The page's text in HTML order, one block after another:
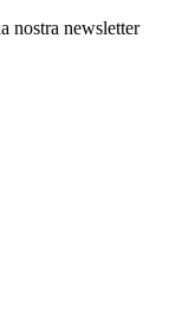
nostra newsletter